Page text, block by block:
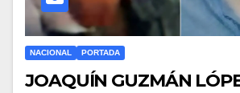
NACIONAL PORTADA
JOAQUÍN GUZMÁN